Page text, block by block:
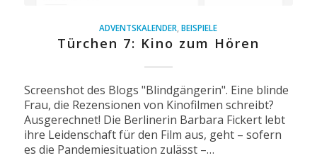
ADVENTSKALENDER ,BEISPIELE
Türchen 7: Kino zum Hören
Screenshot des Blogs "Blindgängerin". Eine blinde
Frau, die Rezensionen von Kinofilmen schreibt?
Ausgerechnet! Die Berlinerin Barbara Fickert lebt
ihre Leidenschaft für den Film aus, geht – sofern
es die Pandemiesituation zulässt –…